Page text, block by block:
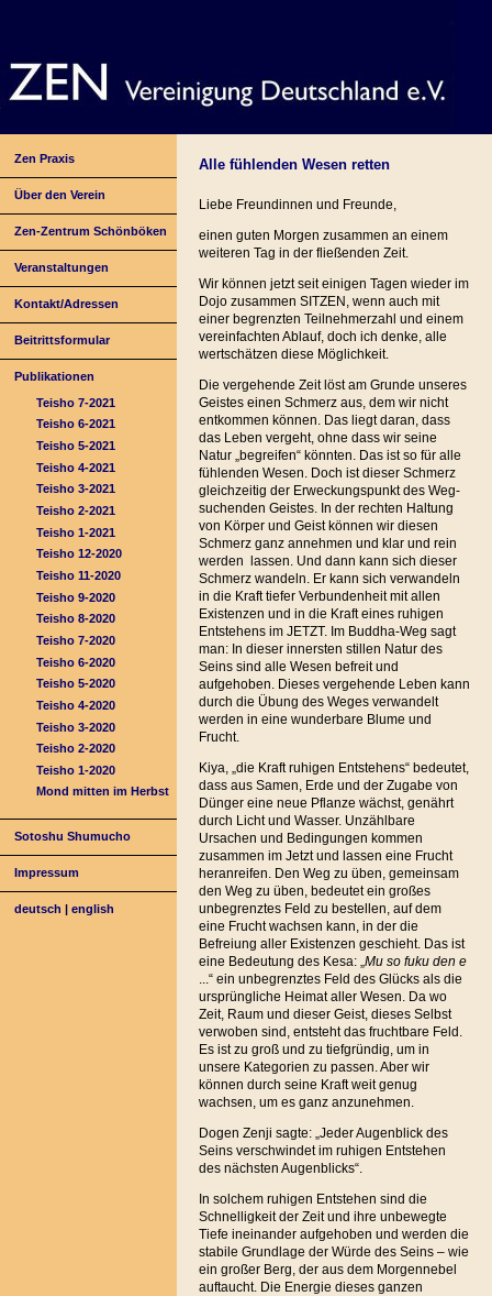
Zen Praxis
Über den Verein
Zen-Zentrum Schönböken
Veranstaltungen
Kontakt/Adressen
Beitrittsformular
Publikationen
Teisho 7-2021
Teisho 6-2021
Teisho 5-2021
Teisho 4-2021
Teisho 3-2021
Teisho 2-2021
Teisho 1-2021
Teisho 12-2020
Teisho 11-2020
Teisho 9-2020
Teisho 8-2020
Teisho 7-2020
Teisho 6-2020
Teisho 5-2020
Teisho 4-2020
Teisho 3-2020
Teisho 2-2020
Teisho 1-2020
Mond mitten im Herbst
Sotoshu Shumucho
Impressum
deutsch |english
Alle fühlenden Wesen retten
Liebe Freundinnen und Freunde,
einen guten Morgen zusammen an einem
weiteren Tag in der fließenden Zeit.
Wir können jetzt seit einigen Tagen wieder im
Dojo zusammen SITZEN, wenn auch mit
einer begrenzten Teilnehmerzahl und einem
vereinfachten Ablauf, doch ich denke, alle
wertschätzen diese Möglichkeit.
Die vergehende Zeit löst am Grunde unseres
Geistes einen Schmerz aus, dem wir nicht
entkommen können. Das liegt daran, dass
das Leben vergeht, ohne dass wir seine
Natur „begreifen“ könnten. Das ist so für alle
fühlenden Wesen. Doch ist dieser Schmerz
gleichzeitig der Erweckungspunkt des Weg-
suchenden Geistes. In der rechten Haltung
von Körper und Geist können wir diesen
Schmerz ganz annehmen und klar und rein
werden lassen. Und dann kann sich dieser
Schmerz wandeln. Er kann sich verwandeln
in die Kraft tiefer Verbundenheit mit allen
Existenzen und in die Kraft eines ruhigen
Entstehens im JETZT. Im Buddha-Weg sagt
man: In dieser innersten stillen Natur des
Seins sind alle Wesen befreit und
aufgehoben. Dieses vergehende Leben kann
durch die Übung des Weges verwandelt
werden in eine wunderbare Blume und
Frucht.
Kiya, „die Kraft ruhigen Entstehens“ bedeutet,
dass aus Samen, Erde und der Zugabe von
Dünger eine neue Pflanze wächst, genährt
durch Licht und Wasser. Unzählbare
Ursachen und Bedingungen kommen
zusammen im Jetzt und lassen eine Frucht
heranreifen. Den Weg zu üben, gemeinsam
den Weg zu üben, bedeutet ein großes
unbegrenztes Feld zu bestellen, auf dem
eine Frucht wachsen kann, in der die
Befreiung aller Existenzen geschieht. Das ist
eine Bedeutung des Kesa: „Mu so fuku den e
...“ ein unbegrenztes Feld des Glücks als die
ursprüngliche Heimat aller Wesen. Da wo
Zeit, Raum und dieser Geist, dieses Selbst
verwoben sind, entsteht das fruchtbare Feld.
Es ist zu groß und zu tiefgründig, um in
unsere Kategorien zu passen. Aber wir
können durch seine Kraft weit genug
wachsen, um es ganz anzunehmen.
Dogen Zenji sagte: „Jeder Augenblick des
Seins verschwindet im ruhigen Entstehen
des nächsten Augenblicks“.
In solchem ruhigen Entstehen sind die
Schnelligkeit der Zeit und ihre unbewegte
Tiefe ineinander aufgehoben und werden die
stabile Grundlage der Würde des Seins – wie
ein großer Berg, der aus dem Morgennebel
auftaucht. Die Energie dieses ganzen